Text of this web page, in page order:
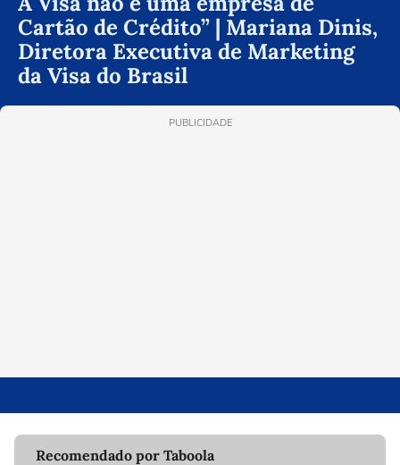
Cartão de Crédito” | Mariana Dinis,
Diretora Executiva de Marketing
da Visa do Brasil
PUBLICIDADE
Recomendado por Taboola